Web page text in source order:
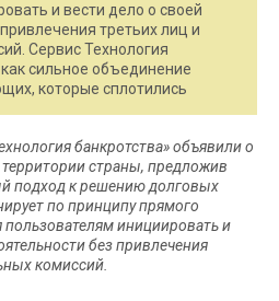
и вести дело о своей
третьих лиц и
Сервис Технология
сильное объединение
которые сплотились
банкротства» объявили о
страны, предложив
подход к решению долговых
по принципу прямого
инициировать и
без привлечения
комиссий.